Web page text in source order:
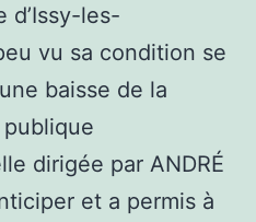
d’Issy-les-
vu sa condition se
baisse de la
dirigée par ANDRÉ
et a permis à